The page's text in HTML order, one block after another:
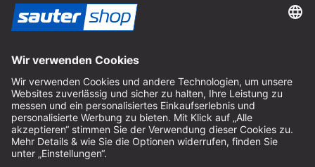
Impressum
AGB
Datenschutz
Cookie-Einstellungen